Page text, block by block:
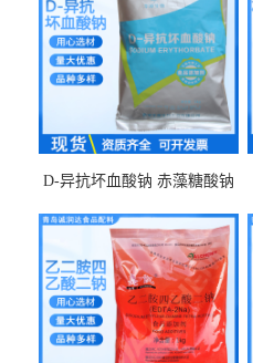
D-异抗坏血酸钠 赤藻糖酸钠